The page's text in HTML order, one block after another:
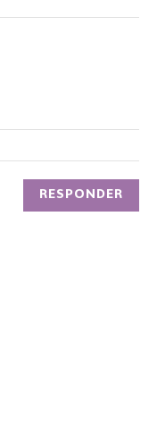
RESPONDER